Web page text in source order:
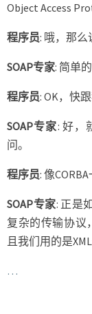
Object Access
程序员: 哦，那么
SOAP专家: 简单
程序员: OK，快
SOAP专家: 好，
问。
程序员: 像CORBA
SOAP专家: 正是
复杂的传输协议
且我们用的是
…